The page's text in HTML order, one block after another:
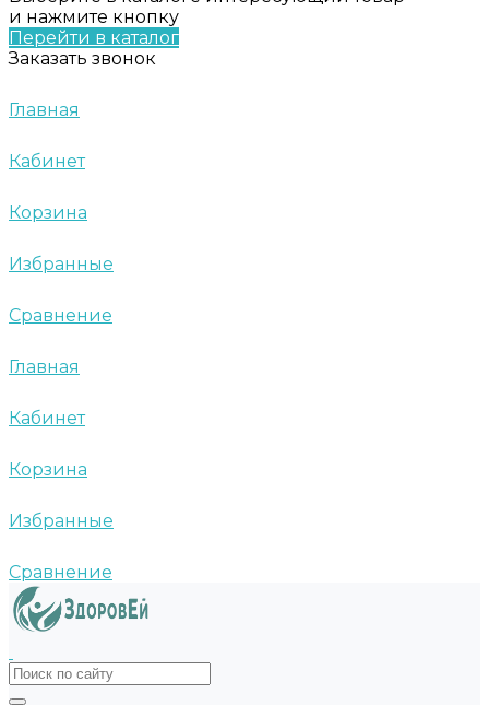
и нажмите кнопку
Перейти в каталог
Заказать звонок
Главная
Кабинет
Корзина
Избранные
Сравнение
Главная
Кабинет
Корзина
Избранные
Сравнение